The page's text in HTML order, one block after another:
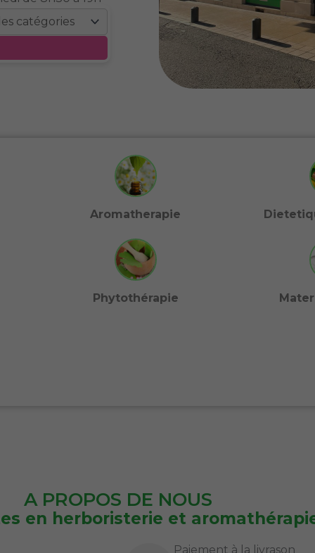
Aromatherapie
Phytothérapie
A PROPOS DE NOUS
en herboristerie et
Paiement à la livrason